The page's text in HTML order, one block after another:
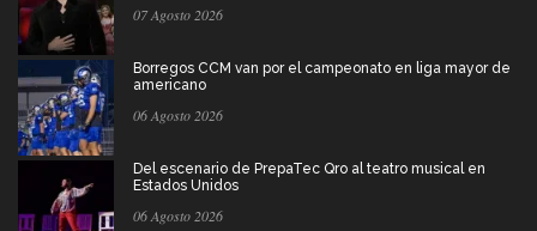
07 Agosto 2026
Borregos CCM van por el campeonato en liga mayor de
americano
06 Agosto 2026
Del escenario de PrepaTec Qro al teatro musical en
Estados Unidos
06 Agosto 2026